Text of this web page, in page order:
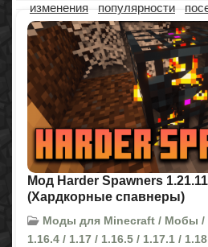
изменения
популярности
Мод Harder Spawners
(Хардкорные спавнеры)
Моды для Minecraft / Мобы /
1.16.4 / 1.17 / 1.16.5 / 1.17.1 /